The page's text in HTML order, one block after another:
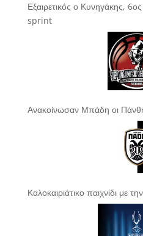
Εξαιρετικός ο Κυνηγάκης,
sprint
Ανακοίνωσαν Μπάδη οι
Καλοκαιριάτικο παιχνίδι με